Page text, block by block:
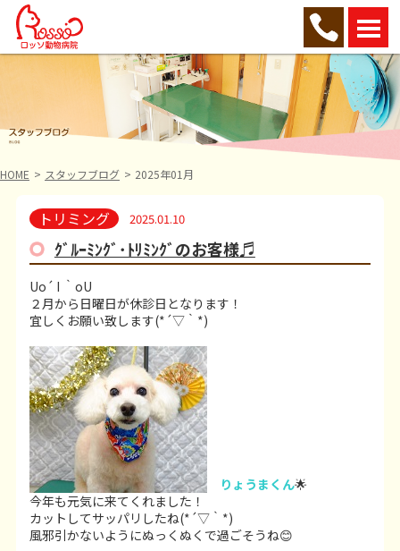
HOME スタッフブログ 2025年01月
トリミング 2025.01.10
ｸﾞﾙｰﾐﾝｸﾞ･ﾄﾘﾐﾝｸﾞのお客様♬
Uo´ I ｀oU
２月から日曜日が休診日となります！
宜しくお願い致します(*´▽｀*)
りょうまくん🌟
今年も元気に来てくれました！
カットしてサッパリしたね(*´▽｀*)
風邪引かないようにぬっくぬくで過ごそうね😊